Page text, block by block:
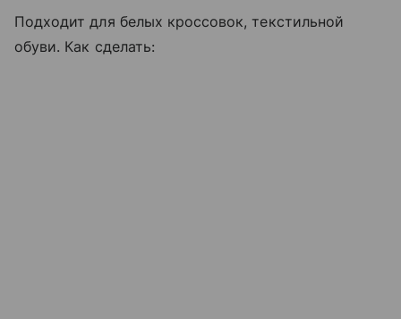
Подходит для белых кроссовок, текстильной
обуви. Как сделать: